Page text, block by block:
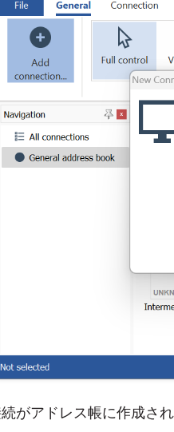
がアドレス帳に作成さ